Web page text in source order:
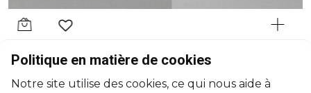
MARIO LUCA GIUSTI
Pitcher royal bleu
Politique en matière de cookies
Notre site utilise des cookies, ce qui nous aide à